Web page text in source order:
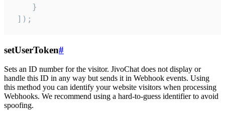
    }
]);
setUserToken#
Sets an ID number for the visitor. JivoChat does not display or
handle this ID in any way but sends it in Webhook events. Using
this method you can identify your website visitors when processing
Webhooks. We recommend using a hard-to-guess identifier to avoid
spoofing.